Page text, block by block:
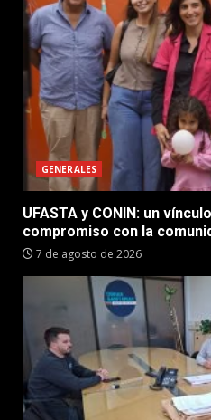
GENERALES
UFASTA y CONIN: un
compromiso con la
7 de agosto de 2026